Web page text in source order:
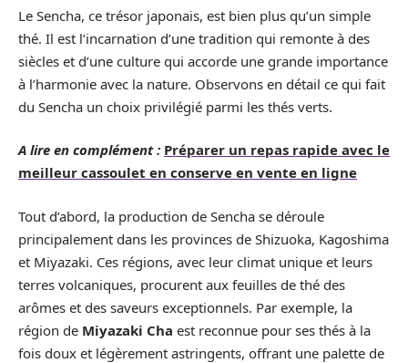
Le Sencha, ce trésor japonais, est bien plus qu’un simple
thé. Il est l’incarnation d’une tradition qui remonte à des
siècles et d’une culture qui accorde une grande importance
à l’harmonie avec la nature. Observons en détail ce qui fait
du Sencha un choix privilégié parmi les thés verts.
A lire en complément : Préparer un repas rapide avec le
meilleur cassoulet en conserve en vente en ligne
Tout d’abord, la production de Sencha se déroule
principalement dans les provinces de Shizuoka, Kagoshima
et Miyazaki. Ces régions, avec leur climat unique et leurs
terres volcaniques, procurent aux feuilles de thé des
arômes et des saveurs exceptionnels. Par exemple, la
région de Miyazaki Cha est reconnue pour ses thés à la
fois doux et légèrement astringents, offrant une palette de